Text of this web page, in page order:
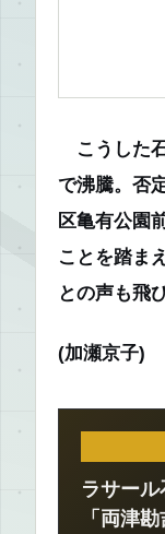
こうした
で沸騰。否
区亀有公園
ことを踏ま
との声も飛
(加瀬京子)
ラサー
「両津